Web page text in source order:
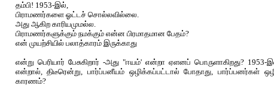
தம்பி! 1953-இல்,
பிராமணர்களை ஓட்டச் சொல்லவில்லை.
அது ஆகிற காரியமுமல்ல.
பிராமணர்களுக்கும் நமக்கும் என்ன பிரமாதமான பேதம்?
என் முயற்சியில் பலாத்காரம் இருக்காது
என்று பெரியார் பேசுகிறார் -அது "ஈயம்' என்றா ஏளனப் பொருளாகிறது?
என்றால், திடீரென்று, பார்ப்பனீயம் ஒழிக்கப்பட்டால் போதாது, பார்ப்பனர்கள்
காரணம்?